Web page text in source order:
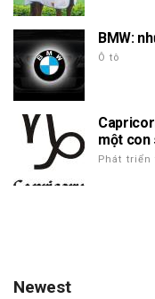
BMW:
Ô tô
một con
Phát triển
Newest